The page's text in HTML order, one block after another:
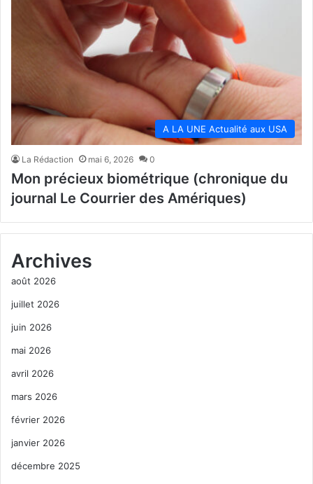
A LA UNE Actualité aux USA
La Rédaction mai 6, 2026 0
Mon précieux biométrique (chronique du
journal Le Courrier des Amériques)
Archives
août 2026
juillet 2026
juin 2026
mai 2026
avril 2026
mars 2026
février 2026
janvier 2026
décembre 2025